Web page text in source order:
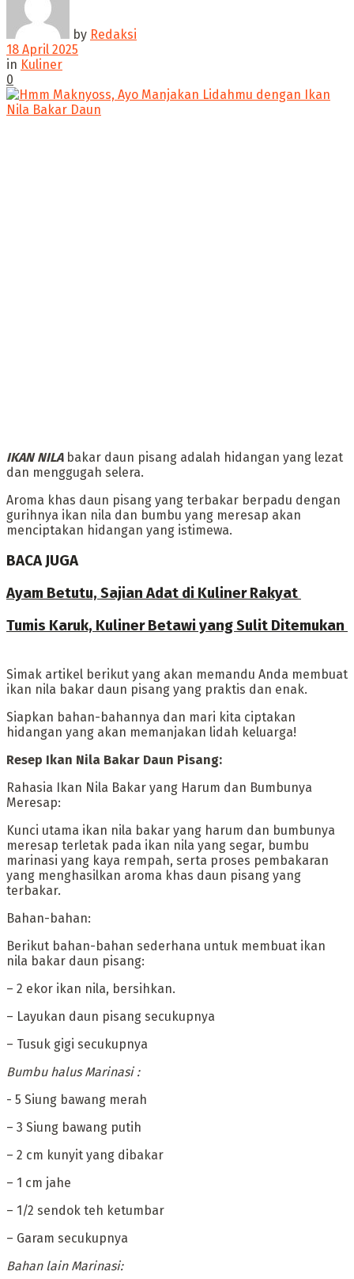
by Redaksi
18 April 2025
in Kuliner
0
‎IKAN NILAbakar daun pisang adalah hidangan yang lezat
dan menggugah selera.
‎Aroma khas daun pisang yang terbakar berpadu dengan
gurihnya ikan nila dan bumbu yang meresap akan
menciptakan hidangan yang istimewa.
BACA JUGA
Ayam Betutu, Sajian Adat di Kuliner Rakyat ‎
Tumis Karuk, Kuliner Betawi yang Sulit Ditemukan
‎Simak artikel berikut yang akan memandu Anda membuat
ikan nila bakar daun pisang yang praktis dan enak.
‎Siapkan bahan-bahannya dan mari kita ciptakan
hidangan yang akan memanjakan lidah keluarga!
‎Resep Ikan Nila Bakar Daun Pisang:
‎Rahasia Ikan Nila Bakar yang Harum dan Bumbunya
Meresap:
‎Kunci utama ikan nila bakar yang harum dan bumbunya
meresap terletak pada ikan nila yang segar, bumbu
marinasi yang kaya rempah, serta proses pembakaran
yang menghasilkan aroma khas daun pisang yang
terbakar.
‎Bahan-bahan:
‎Berikut bahan-bahan sederhana untuk membuat ikan
nila bakar daun pisang:
– ‎2 ekor ikan nila, bersihkan.
– ‎Layukan daun pisang secukupnya
– ‎Tusuk gigi secukupnya
‎Bumbu halus Marinasi :
‎- 5 Siung bawang merah
– ‎3 Siung bawang putih
– ‎2 cm kunyit yang dibakar
– ‎1 cm jahe
– ‎1/2 sendok teh ketumbar
– ‎Garam secukupnya
‎Bahan lain Marinasi: